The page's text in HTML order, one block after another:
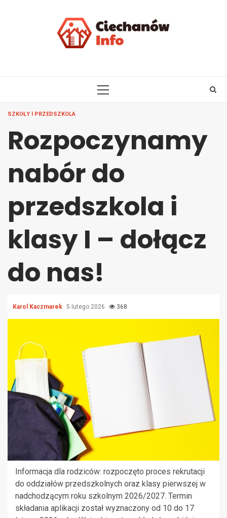
PRIMARY
SZKOŁY I PRZEDSZKOLA
Rozpoczynamy
nabór do
przedszkola i
klasy I – dołącz
do nas!
Karol Kaczmarek 5 lutego 2026 368
Informacja dla rodziców: rozpoczęto proces rekrutacji
do oddziałów przedszkolnych oraz klasy pierwszej w
nadchodzącym roku szkolnym 2026/2027. Termin
składania aplikacji został wyznaczony od 10 do 17